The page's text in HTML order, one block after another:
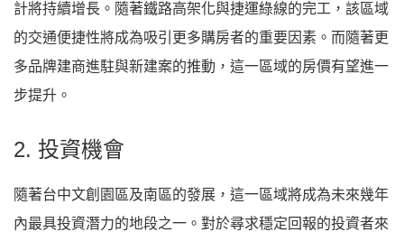
計將持續增長。隨著鐵路高架化與捷運綠線的完工，該區域
的交通便捷性將成為吸引更多購房者的重要因素。而隨著更
多品牌建商進駐與新建案的推動，這一區域的房價有望進一
步提升。
2. 投資機會
隨著台中文創園區及南區的發展，這一區域將成為未來幾年
內最具投資潛力的地段之一。對於尋求穩定回報的投資者來